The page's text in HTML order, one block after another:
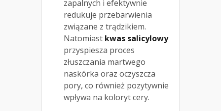
zapalnych i efektywnie
redukuje przebarwienia
związane z trądzikiem.
Natomiast kwas salicylowy
przyspiesza proces
złuszczania martwego
naskórka oraz oczyszcza
pory, co również pozytywnie
wpływa na koloryt cery.